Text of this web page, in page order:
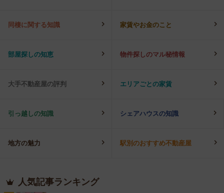
同棲に関する知識 家賃やお金のこと
部屋探しの知恵 物件探しのマル秘情報
大手不動産屋の評判 エリアごとの家賃
引っ越しの知識 シェアハウスの知識
地方の魅力 駅別のおすすめ不動産屋
人気記事ランキング